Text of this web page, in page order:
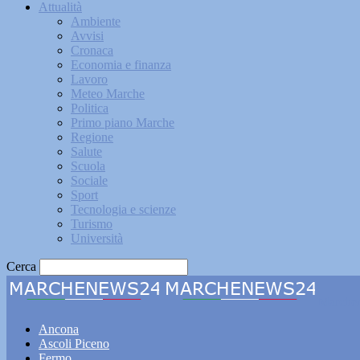
Attualità
Ambiente
Avvisi
Cronaca
Economia e finanza
Lavoro
Meteo Marche
Politica
Primo piano Marche
Regione
Salute
Scuola
Sociale
Sport
Tecnologia e scienze
Turismo
Università
Cerca
Ancona
Ascoli Piceno